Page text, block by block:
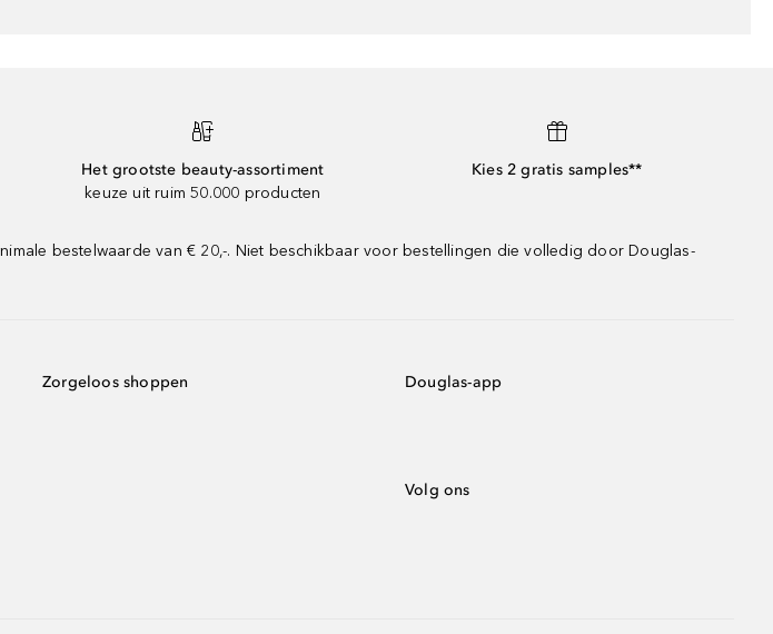
Het grootste beauty-assortiment
keuze uit ruim 50.000 producten
Kies 2 gratis samples**
bestelwaarde van € 20,-. Niet beschikbaar voor bestellingen die volledig door Douglas-
Zorgeloos shoppen Douglas-app
Volg ons